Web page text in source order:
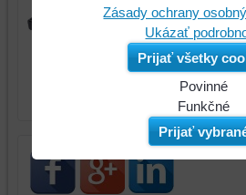
Kód:700.1180
ks
Zásady ochrany
Ukázať
Prijať všetky
Povinné
ukladá
údaje
Funkčné
údaje
na
Prijať